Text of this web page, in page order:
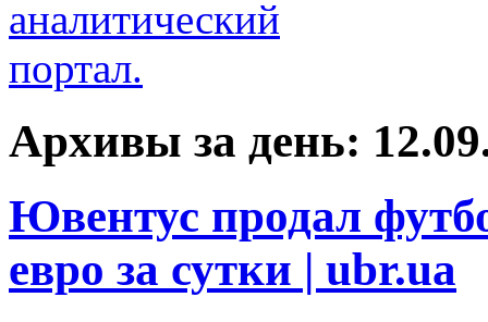
Архивы за день:
Ювентус продал
евро за сутки | ubr.ua